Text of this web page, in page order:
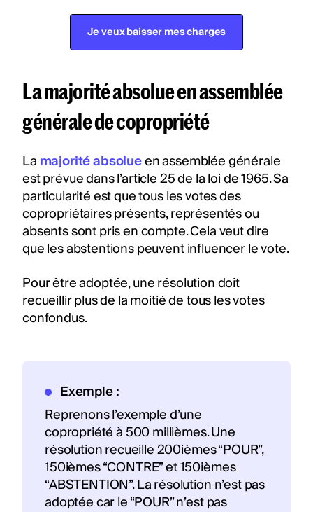
Je veux baisser mes charges
La majorité absolue en assemblée
générale de copropriété
Lamajorité absolueen assemblée générale
est prévue dans l’article 25 de la loi de 1965. Sa
particularité est que tous les votes des
copropriétaires présents, représentés ou
absents sont pris en compte. Cela veut dire
que les abstentions peuvent influencer le vote.
Pour être adoptée, une résolution doit
recueillir plus de la moitié de tous les votes
confondus.
Exemple :
Reprenons l’exemple d’une
copropriété à 500 millièmes. Une
résolution recueille 200ièmes “POUR”,
150ièmes “CONTRE” et 150ièmes
“ABSTENTION”. La résolution n’est pas
adoptée car le “POUR” n’est pas